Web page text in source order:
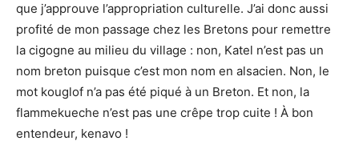
que j’approuve l’appropriation culturelle. J’ai donc aussi
profité de mon passage chez les Bretons pour remettre
la cigogne au milieu du village : non, Katel n’est pas un
nom breton puisque c’est mon nom en alsacien. Non, le
mot kouglof n’a pas été piqué à un Breton. Et non, la
flammekueche n’est pas une crêpe trop cuite ! À bon
entendeur, kenavo !